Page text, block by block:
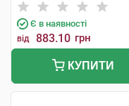
Тідж
Є в наявності
від 883.10 грн
КУПИТИ